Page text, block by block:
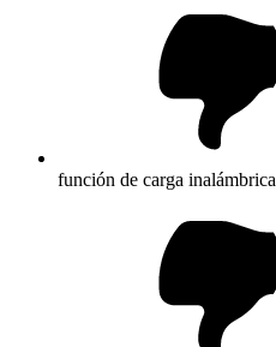
función de carga inalámbrica